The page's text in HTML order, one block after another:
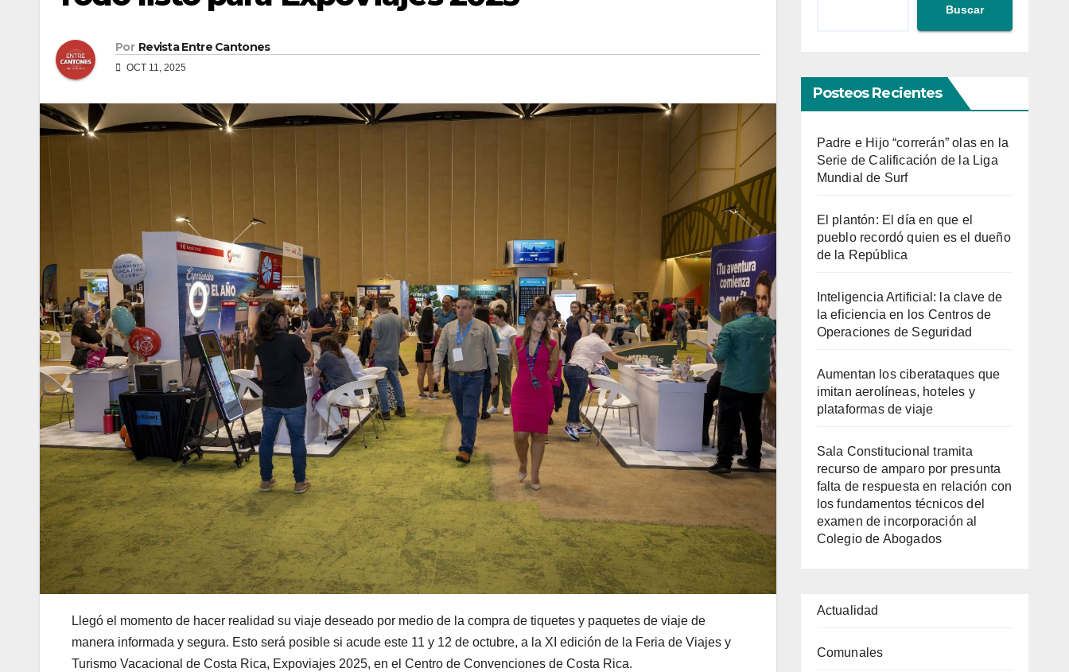
Por Revista Entre Cantones
OCT 11, 2025
Llegó el momento de hacer realidad su viaje deseado por medio de la compra de tiquetes y paquetes de viaje de
manera informada y segura. Esto será posible si acude este 11 y 12 de octubre, a la XI edición de la Feria de Viajes y
Turismo Vacacional de Costa Rica, Expoviajes 2025, en el Centro de Convenciones de Costa Rica.
Buscar
Posteos Recientes
Padre e Hijo “correrán” olas en la
Serie de Calificación de la Liga
Mundial de Surf
El plantón: El día en que el
pueblo recordó quien es el dueño
de la República
Inteligencia Artificial: la clave de
la eficiencia en los Centros de
Operaciones de Seguridad
Aumentan los ciberataques que
imitan aerolíneas, hoteles y
plataformas de viaje
Sala Constitucional tramita
recurso de amparo por presunta
falta de respuesta en relación con
los fundamentos técnicos del
examen de incorporación al
Colegio de Abogados
Actualidad
Comunales